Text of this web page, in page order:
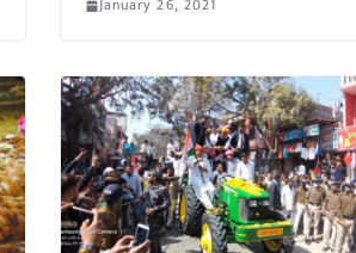
January 26, 2021